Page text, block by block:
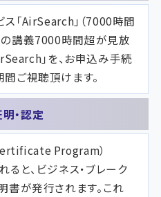
「AirSearch」（7000時間
講義7000時間超が見放
」を、お申込み手続
ご視聴頂けます。
・認定
Program）
と、ビジネス・ブレーク
が発行されます。これ